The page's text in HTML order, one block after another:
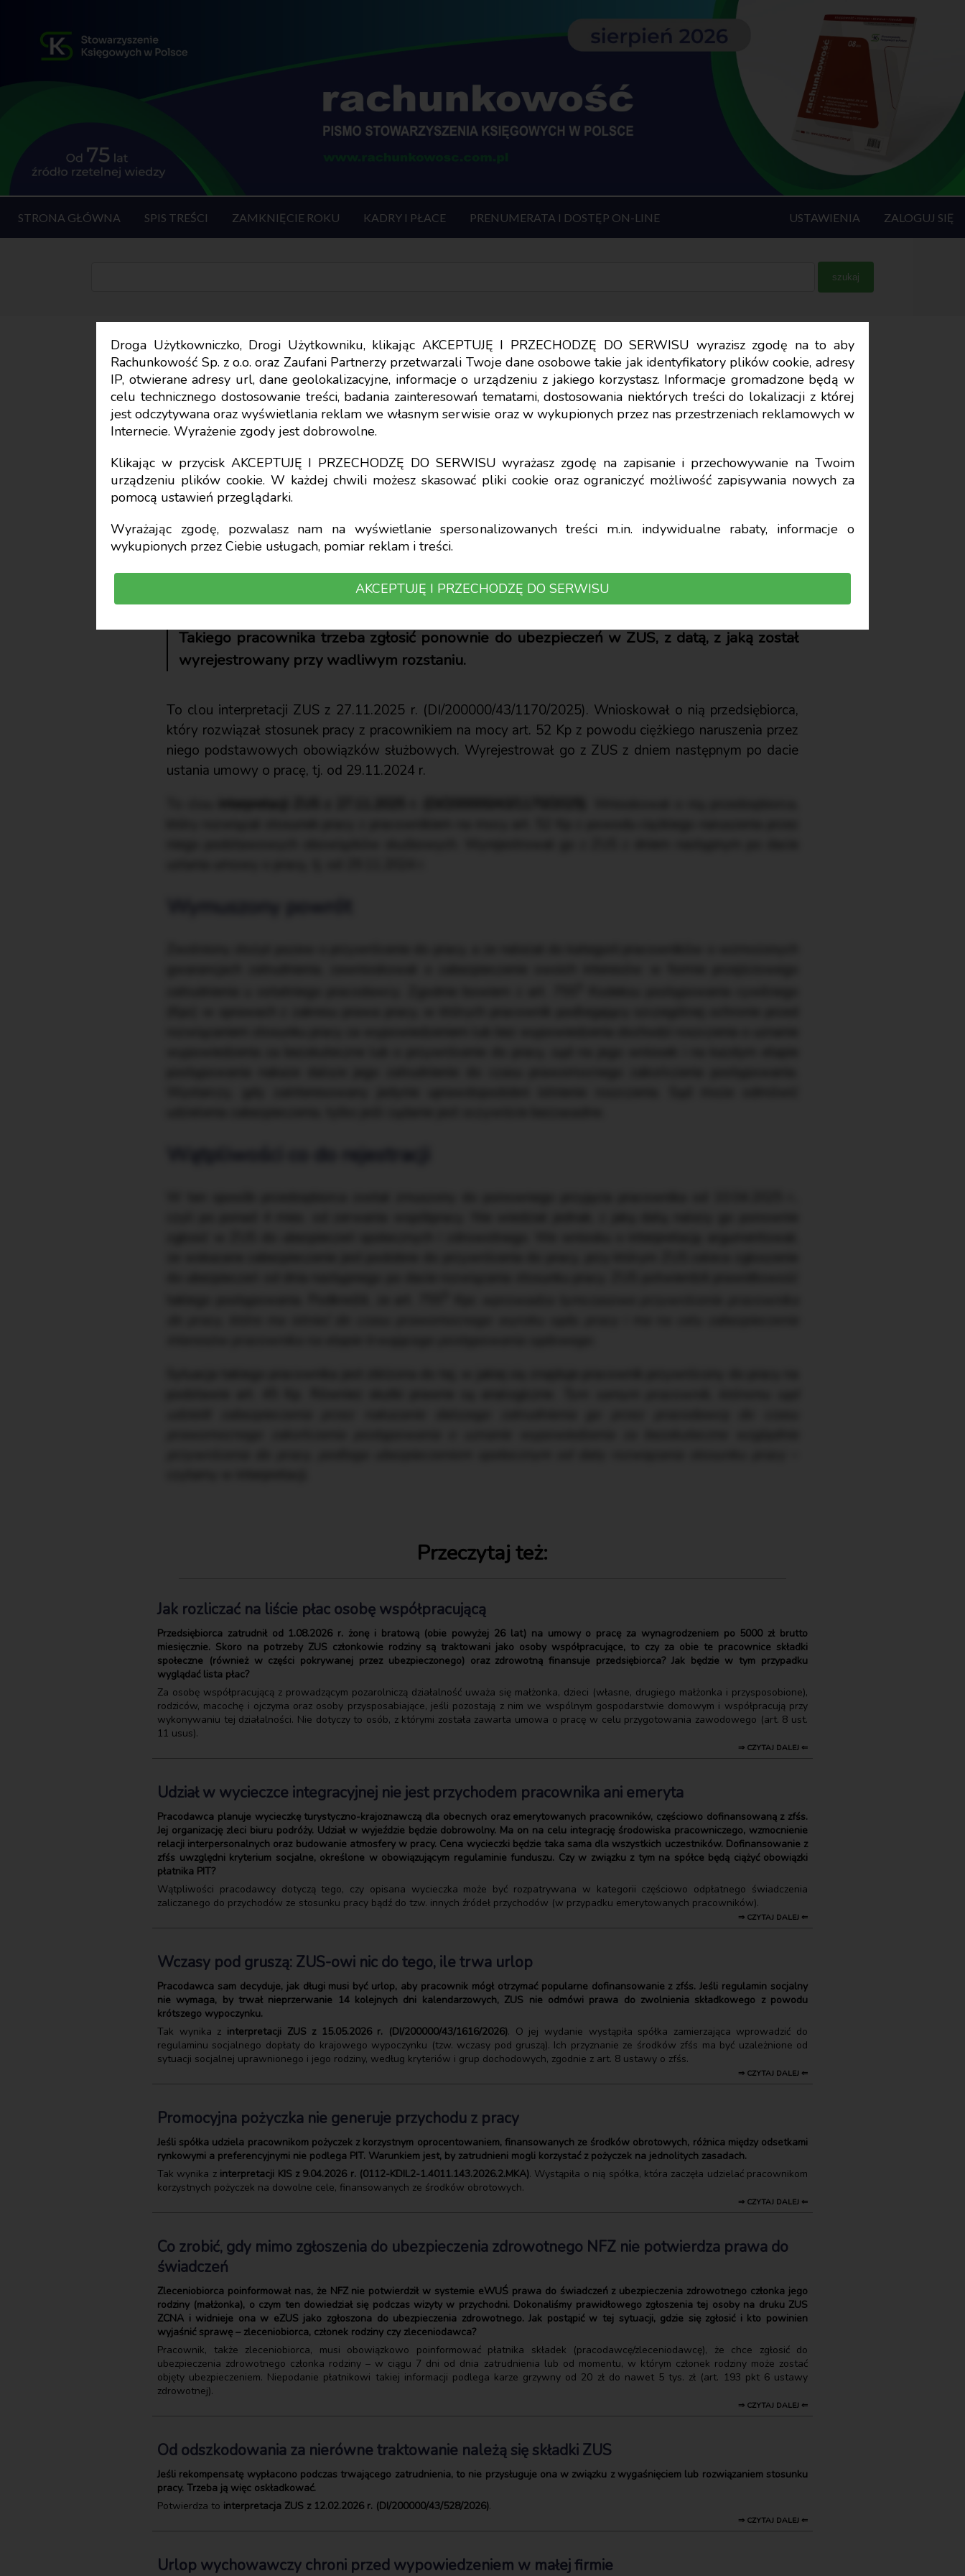
Droga Użytkowniczko, Drogi Użytkowniku, klikając AKCEPTUJĘ I PRZECHODZĘ DO SERWISU wyrazisz zgodę na to aby
Rachunkowość Sp. z o.o. oraz Zaufani Partnerzy przetwarzali Twoje dane osobowe takie jak identyfikatory plików cookie, adresy
IP, otwierane adresy url, dane geolokalizacyjne, informacje o urządzeniu z jakiego korzystasz. Informacje gromadzone będą w
celu technicznego dostosowanie treści, badania zainteresowań tematami, dostosowania niektórych treści do lokalizacji z której
jest odczytywana oraz wyświetlania reklam we własnym serwisie oraz w wykupionych przez nas przestrzeniach reklamowych w
Internecie. Wyrażenie zgody jest dobrowolne.
Klikając w przycisk AKCEPTUJĘ I PRZECHODZĘ DO SERWISU wyrażasz zgodę na zapisanie i przechowywanie na Twoim
urządzeniu plików cookie. W każdej chwili możesz skasować pliki cookie oraz ograniczyć możliwość zapisywania nowych za
pomocą ustawień przeglądarki.
Wyrażając zgodę, pozwalasz nam na wyświetlanie spersonalizowanych treści m.in. indywidualne rabaty, informacje o
wykupionych przez Ciebie usługach, pomiar reklam i treści.
AKCEPTUJĘ I PRZECHODZĘ DO SERWISU
STRONA GŁÓWNA SPIS TREŚCI ZAMKNIĘCIE ROKU KADRY I PŁACE PRENUMERATA I DOSTĘP ON-LINE USTAWIENIA ZALOGUJ SIĘ
Data publikacji: 2026-01-14
Pracownicy
Od kiedy zgłosić do ZUS pracującego
na mocy sądowego nakazu
Renata Majewska
prawnik, specjalista z dziedziny prawa pracy, wynagrodzeń i ubezpieczeń
Jeśli pracodawca nieprawidłowo zwolnił osobę objętą szczególną ochroną, sąd na jej
Takiego pracownika trzeba zgłosić ponownie do ubezpieczeń w ZUS, z datą, z jaką został
wyrejestrowany przy wadliwym rozstaniu.
To clou interpretacji ZUS z 27.11.2025 r. (DI/200000/43/1170/2025). Wnioskował o nią przedsiębiorca,
który rozwiązał stosunek pracy z pracownikiem na mocy art. 52 Kp z powodu ciężkiego naruszenia przez
niego podstawowych obowiązków służbowych. Wyrejestrował go z ZUS z dniem następnym po dacie
ustania umowy o pracę, tj. od 29.11.2024 r.
Wątpliwości co do rejestracji
Przeczytaj też:
Jak rozliczać na liście płac osobę współpracującą
Przedsiębiorca zatrudnił od 1.08.2026 r. żonę i bratową (obie powyżej 26 lat) na umowy o pracę za wynagrodzeniem po 5000 zł brutto
miesięcznie. Skoro na potrzeby ZUS członkowie rodziny są traktowani jako osoby współpracujące, to czy za obie te pracownice składki
społeczne (również w części pokrywanej przez ubezpieczonego) oraz zdrowotną finansuje przedsiębiorca? Jak będzie w tym przypadku
wyglądać lista płac?
Za osobę współpracującą z prowadzącym pozarolniczą działalność uważa się małżonka, dzieci (własne, drugiego małżonka i przysposobione),
rodziców, macochę i ojczyma oraz osoby przysposabiające, jeśli pozostają z nim we wspólnym gospodarstwie domowym i współpracują przy
wykonywaniu tej działalności. Nie dotyczy to osób, z którymi została zawarta umowa o pracę w celu przygotowania zawodowego (art. 8 ust.
11 usus).
⇒ CZYTAJ DALEJ ⇐
Udział w wycieczce integracyjnej nie jest przychodem pracownika ani emeryta
Pracodawca planuje wycieczkę turystyczno-krajoznawczą dla obecnych oraz emerytowanych pracowników, częściowo dofinansowaną z zfśs.
Jej organizację zleci biuru podróży. Udział w wyjeździe będzie dobrowolny. Ma on na celu integrację środowiska pracowniczego, wzmocnienie
relacji interpersonalnych oraz budowanie atmosfery w pracy. Cena wycieczki będzie taka sama dla wszystkich uczestników. Dofinansowanie z
zfśs uwzględni kryterium socjalne, określone w obowiązującym regulaminie funduszu. Czy w związku z tym na spółce będą ciążyć obowiązki
płatnika PIT?
Wątpliwości pracodawcy dotyczą tego, czy opisana wycieczka może być rozpatrywana w kategorii częściowo odpłatnego świadczenia
zaliczanego do przychodów ze stosunku pracy bądź do tzw. innych źródeł przychodów (w przypadku emerytowanych pracowników).
⇒ CZYTAJ DALEJ ⇐
Wczasy pod gruszą: ZUS-owi nic do tego, ile trwa urlop
Pracodawca sam decyduje, jak długi musi być urlop, aby pracownik mógł otrzymać popularne dofinansowanie z zfśs. Jeśli regulamin socjalny
nie wymaga, by trwał nieprzerwanie 14 kolejnych dni kalendarzowych, ZUS nie odmówi prawa do zwolnienia składkowego z powodu
krótszego wypoczynku.
Tak wynika z interpretacji ZUS z 15.05.2026 r. (DI/200000/43/1616/2026). O jej wydanie wystąpiła spółka zamierzająca wprowadzić do
regulaminu socjalnego dopłaty do krajowego wypoczynku (tzw. wczasy pod gruszą). Ich przyznanie ze środków zfśs ma być uzależnione od
sytuacji socjalnej uprawnionego i jego rodziny, według kryteriów i grup dochodowych, zgodnie z art. 8 ustawy o zfśs.
⇒ CZYTAJ DALEJ ⇐
Promocyjna pożyczka nie generuje przychodu z pracy
Jeśli spółka udziela pracownikom pożyczek z korzystnym oprocentowaniem, finansowanych ze środków obrotowych, różnica między odsetkami
rynkowymi a preferencyjnymi nie podlega PIT. Warunkiem jest, by zatrudnieni mogli korzystać z pożyczek na jednolitych zasadach.
Tak wynika z interpretacji KIS z 9.04.2026 r. (0112-KDIL2-1.4011.143.2026.2.MKA). Wystąpiła o nią spółka, która zaczęła udzielać pracownikom
korzystnych pożyczek na dowolne cele, finansowanych ze środków obrotowych.
⇒ CZYTAJ DALEJ ⇐
Co zrobić, gdy mimo zgłoszenia do ubezpieczenia zdrowotnego NFZ nie potwierdza prawa do
świadczeń
Zleceniobiorca poinformował nas, że NFZ nie potwierdził w systemie eWUŚ prawa do świadczeń z ubezpieczenia zdrowotnego członka jego
rodziny (małżonka), o czym ten dowiedział się podczas wizyty w przychodni. Dokonaliśmy prawidłowego zgłoszenia tej osoby na druku ZUS
ZCNA i widnieje ona w eZUS jako zgłoszona do ubezpieczenia zdrowotnego. Jak postąpić w tej sytuacji, gdzie się zgłosić i kto powinien
wyjaśnić sprawę – zleceniobiorca, członek rodziny czy zleceniodawca?
Pracownik, także zleceniobiorca, musi obowiązkowo poinformować płatnika składek (pracodawcę/zleceniodawcę), że chce zgłosić do
ubezpieczenia zdrowotnego członka rodziny – w ciągu 7 dni od dnia zatrudnienia lub od momentu, w którym członek rodziny może zostać
objęty ubezpieczeniem. Niepodanie płatnikowi takiej informacji podlega karze grzywny od 20 zł do nawet 5 tys. zł (art. 193 pkt 6 ustawy
zdrowotnej).
⇒ CZYTAJ DALEJ ⇐
Od odszkodowania za nierówne traktowanie należą się składki ZUS
Jeśli rekompensatę wypłacono podczas trwającego zatrudnienia, to nie przysługuje ona w związku z wygaśnięciem lub rozwiązaniem stosunku
pracy. Trzeba ją więc oskładkować.
Potwierdza to interpretacja ZUS z 12.02.2026 r. (DI/200000/43/528/2026).
⇒ CZYTAJ DALEJ ⇐
Urlop wychowawczy chroni przed wypowiedzeniem w małej firmie